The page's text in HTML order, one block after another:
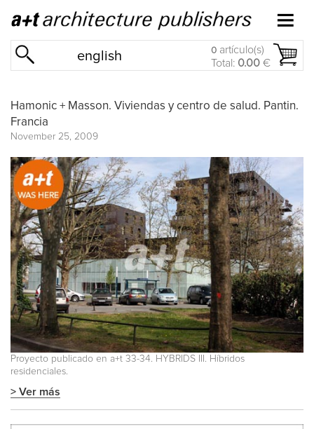
english 0 artículo(s)
Total: 0.00 €
Hamonic + Masson. Viviendas y centro de salud. Pantin.
Francia
November 25, 2009
Proyecto publicado en a+t 33-34. HYBRIDS III. Híbridos
residenciales.
> Ver más